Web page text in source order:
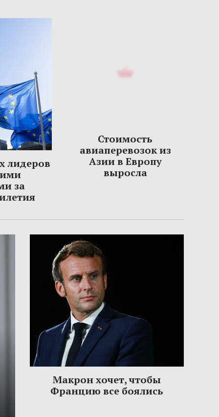
лидеров
за
Стоимость
авиаперевозок из
Азии в Европу
выросла
Макрон хочет, чтобы
Францию все боялись